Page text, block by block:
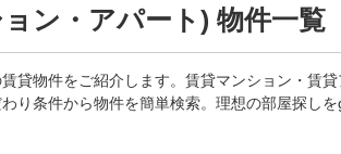
ン・アパート) 物件一覧
貸物件をご紹介します。賃貸マンション・賃
り条件から物件を簡単検索。理想の部屋探し